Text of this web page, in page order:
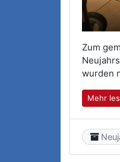
Zum
wurden
Mehr